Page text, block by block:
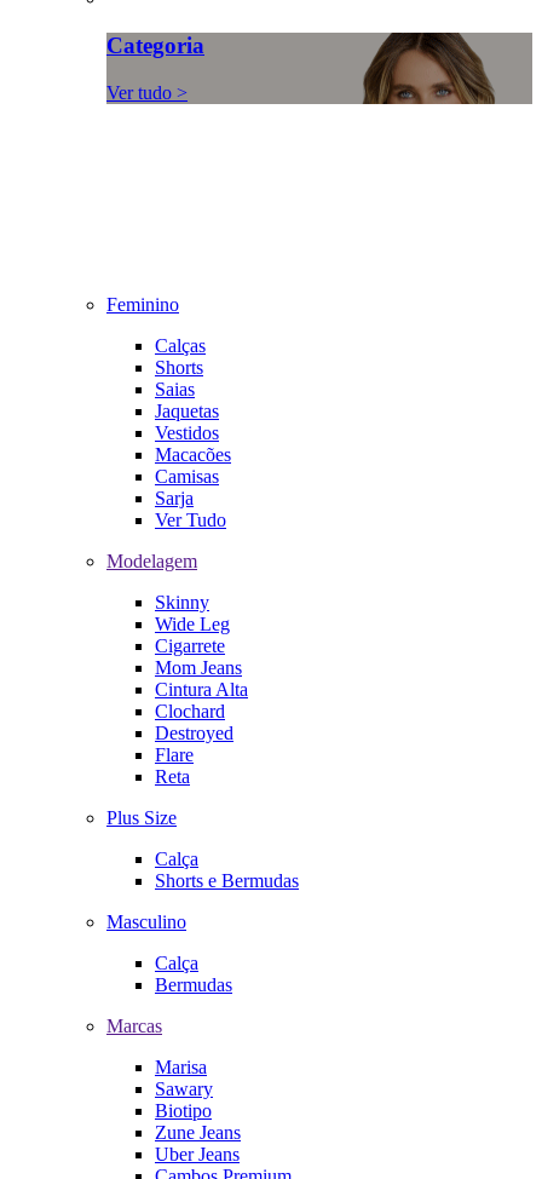
Categoria
Ver tudo >
Feminino
Calças
Shorts
Saias
Jaquetas
Vestidos
Macacões
Camisas
Sarja
Ver Tudo
Modelagem
Skinny
Wide Leg
Cigarrete
Mom Jeans
Cintura Alta
Clochard
Destroyed
Flare
Reta
Plus Size
Calça
Shorts e Bermudas
Masculino
Calça
Bermudas
Marcas
Marisa
Sawary
Biotipo
Zune Jeans
Uber Jeans